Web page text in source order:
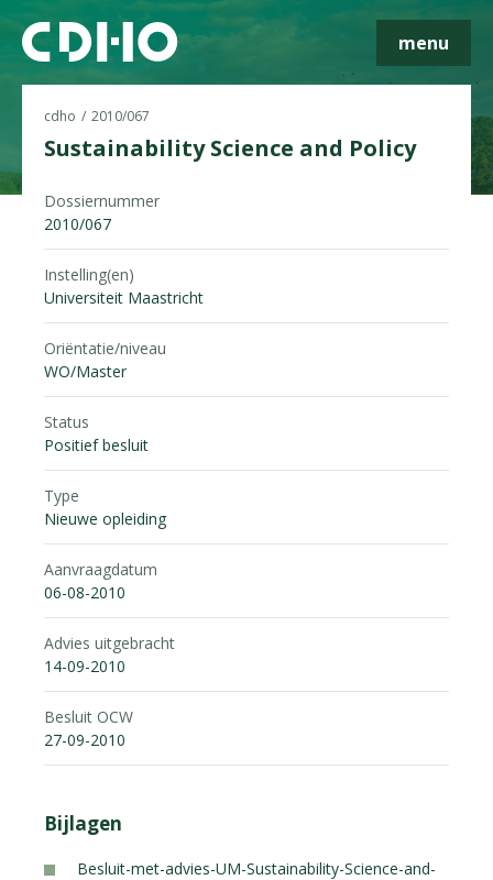
menu
cdho 2010/067
Sustainability Science and Policy
Dossiernummer
2010/067
Instelling(en)
Universiteit Maastricht
Oriëntatie/niveau
WO/Master
Status
Positief besluit
Type
Nieuwe opleiding
Aanvraagdatum
06-08-2010
Advies uitgebracht
14-09-2010
Besluit OCW
27-09-2010
Bijlagen
Besluit-met-advies-UM-Sustainability-Science-and-